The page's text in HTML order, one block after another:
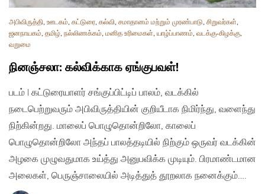
அபிவிருத்தி, ஊடகம், கட்டுரை, கல்வி, சமாதானம் மற்றும் முரண்பாடு, சிறுவர்கள்,
ஜனநாயகம், தமிழ், நல்லிணக்கம், மனித உரிமைகள், யாழ்ப்பாணம், வடக்கு-கிழக்கு,
வறுமை
நினஞ்சலா: கல்விக்காக ஏங்குபவள்!
படம் | கட்டுரையாளர் சங்குப்பிட்டிப் பாலம், வடக்கில்
நடைபெற்றுவரும் அபிவிருத்தியின் குறியீடாக நிமிர்ந்து, வளைந்து
நிற்கின்றது. மாலைப் பொழுதொன்றிலோ, காலைப்
பொழுதொன்றிலோ அந்தப் பாலத்தடியில் நிற்கும் ஒருவர் வடக்கின்
அழகை முழுவதுமாக உய்த்து அனுபவிக்க முடியும். பிரமாண்டமான
அலைகள், பெருஞ்சாலையில் அடித்துத் தூறலாக நனைக்கும்….